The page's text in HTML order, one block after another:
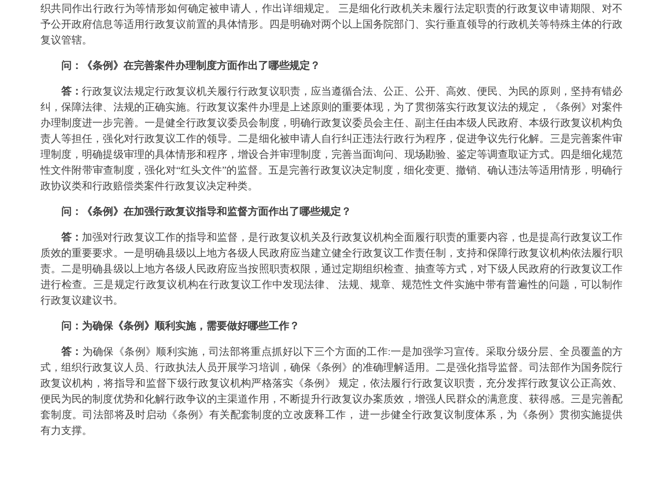
织共同作出行政行为等情形如何确定被申请人，作出详细规定。 三是细化行政机关未履行法定职责的行政复议申请期限、对不
予公开政府信息等适用行政复议前置的具体情形。四是明确对两个以上国务院部门、实行垂直领导的行政机关等特殊主体的行政
复议管辖。
问：《条例》在完善案件办理制度方面作出了哪些规定？
答：行政复议法规定行政复议机关履行行政复议职责，应当遵循合法、公正、公开、高效、便民、为民的原则，坚持有错必
纠，保障法律、法规的正确实施。行政复议案件办理是上述原则的重要体现，为了贯彻落实行政复议法的规定，《条例》对案件
办理制度进一步完善。一是健全行政复议委员会制度，明确行政复议委员会主任、副主任由本级人民政府、本级行政复议机构负
责人等担任，强化对行政复议工作的领导。二是细化被申请人自行纠正违法行政行为程序，促进争议先行化解。三是完善案件审
理制度，明确提级审理的具体情形和程序，增设合并审理制度，完善当面询问、现场勘验、鉴定等调查取证方式。四是细化规范
性文件附带审查制度，强化对“红头文件”的监督。五是完善行政复议决定制度，细化变更、撤销、确认违法等适用情形，明确行
政协议类和行政赔偿类案件行政复议决定种类。
问：《条例》在加强行政复议指导和监督方面作出了哪些规定？
答： 加强对行政复议工作的指导和监督，是行政复议机关及行政复议机构全面履行职责的重要内容，也是提高行政复议工作
质效的重要要求。一是明确县级以上地方各级人民政府应当建立健全行政复议工作责任制，支持和保障行政复议机构依法履行职
责。二是明确县级以上地方各级人民政府应当按照职责权限，通过定期组织检查、抽查等方式，对下级人民政府的行政复议工作
进行检查。三是规定行政复议机构在行政复议工作中发现法律、 法规、规章、规范性文件实施中带有普遍性的问题，可以制作
行政复议建议书。
问：为确保《条例》顺利实施，需要做好哪些工作？
答： 为确保《条例》顺利实施，司法部将重点抓好以下三个方面的工作:一是加强学习宣传。采取分级分层、全员覆盖的方
式，组织行政复议人员、行政执法人员开展学习培训，确保《条例》的准确理解适用。二是强化指导监督。司法部作为国务院行
政复议机构，将指导和监督下级行政复议机构严格落实《条例》 规定，依法履行行政复议职责，充分发挥行政复议公正高效、
便民为民的制度优势和化解行政争议的主渠道作用，不断提升行政复议办案质效，增强人民群众的满意度、获得感。三是完善配
套制度。司法部将及时启动《条例》有关配套制度的立改废释工作， 进一步健全行政复议制度体系，为《条例》贯彻实施提供
有力支撑。